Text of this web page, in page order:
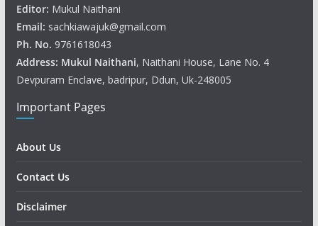
Editor: Mukul Naithani
Email: sachkiawajuk@gmail.com
Ph. No. 9761618043
Address: Mukul Naithani, Naithani House, Lane No. 4
Devpuram Enclave, badripur, Ddun, Uk-248005
Important Pages
About Us
Contact Us
Disclaimer